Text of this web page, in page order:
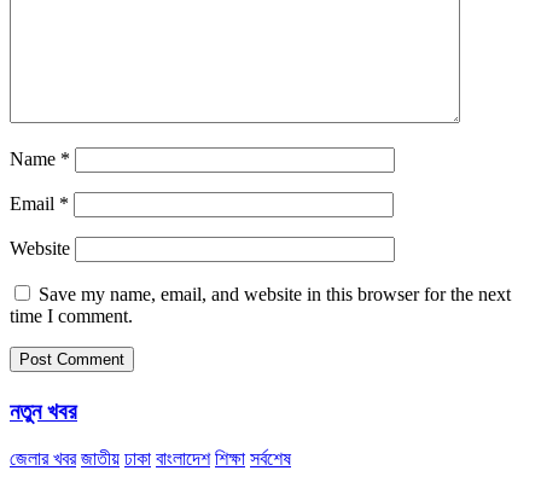
Name *
Email *
Website
Save my name, email, and website in this browser for the next
time I comment.
নতুন খবর
জেলার খবর জাতীয় ঢাকা বাংলাদেশ শিক্ষা সর্বশেষ